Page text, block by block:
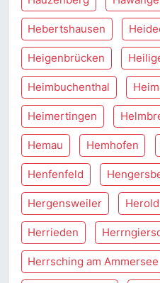
Hebertshausen
Heigenbrücken
Heimbuchenthal
Heimertingen
Hemau Hemhofen
Henfenfeld
Hergensweiler
Herrieden
Herrsching am Ammersee